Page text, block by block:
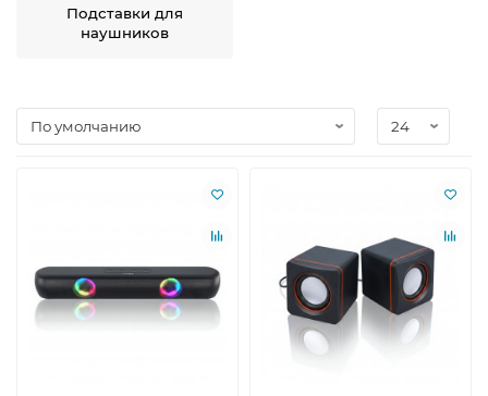
Подставки для
наушников